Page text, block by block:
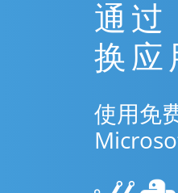
通
换应
使用免